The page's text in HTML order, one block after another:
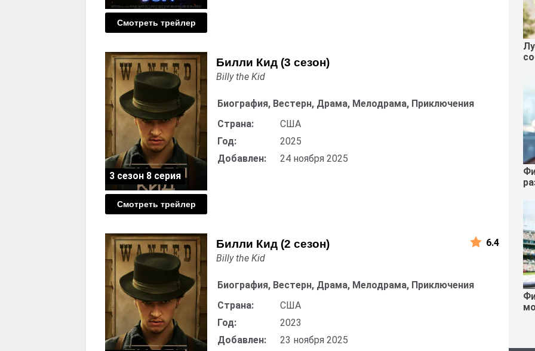
Смотреть трейлер
Билли Кид (3 сезон)
Смотреть трейлер
Billy the Kid
Биография, Вестерн, Драма, Мелодрама, Приключения
Страна:
США
Год:
2025
Добавлен:
24 ноября 2025
3 сезон 8 серия
Билли Кид (2 сезон)
Billy the Kid
Биография, Вестерн, Драма, Мелодрама, Приключения
Страна:
США
Год:
2023
Добавлен:
23 ноября 2025
6.4